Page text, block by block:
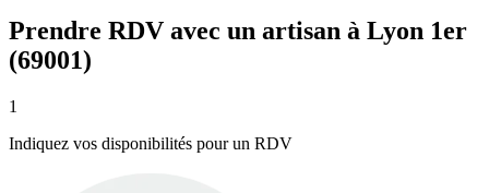
Prendre RDV avec un artisan à Lyon 1er
(69001)
1
Indiquez vos disponibilités pour un RDV